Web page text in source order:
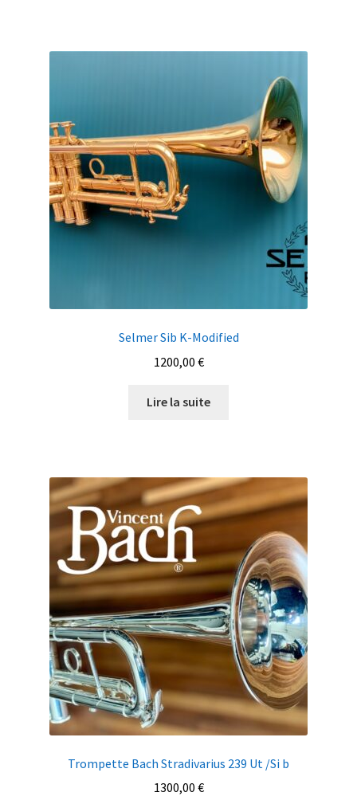
Selmer Sib K-Modified
1200,00 €
Lire la suite
Trompette Bach Stradivarius 239 Ut /Si b
1300,00 €